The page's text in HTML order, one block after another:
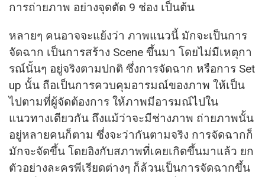
การถ่ายภาพ อย่างจุดตัด 9 ช่อง เป็นต้น
หลายๆ คนอาจจะแย้งว่า ภาพแนวนี้ มักจะเป็นการ
จัดฉาก เป็นการสร้าง Scene ขึ้นมา โดยไม่มีเหตุกา
รณ์นั้นๆ อยู่จริงตามปกติ ซึ่งการจัดฉาก หรือการ Set
up นั้น ถือเป็นการควบคุมอารมณ์ของภาพ ให้เป็น
ไปตามที่ผู้จัดต้องการ ให้ภาพมีอารมณ์ไปใน
แนวทางเดียวกัน ถึงแม้ว่าจะมีช่างภาพ ถ่ายภาพนั้น
อยู่หลายคนก็ตาม ซึ่งจะว่ากันตามจริง การจัดฉากก็
มักจะจัดขึ้น โดยอิงกับสภาพที่เคยเกิดขึ้นมาแล้ว ยก
ตัวอย่างละครพีเรียดต่างๆ ก็ล้วนเป็นการจัดฉากขึ้น